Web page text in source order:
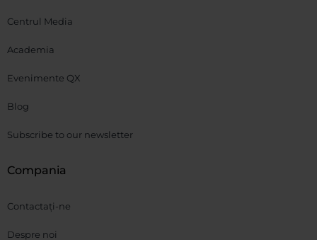
Centrul Media
Academia
Evenimente QX
Blog
Subscribe to our newsletter
Compania
Contactați-ne
Despre noi